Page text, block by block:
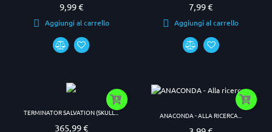
Prezzo
9,99 €
Aggiungi al carrello
Prezzo
7,99 €
Aggiungi al carrello
TERMINATOR SALVATION (SKULL...
Prezzo
365,99 €
ANACONDA - ALLA RICERCA...